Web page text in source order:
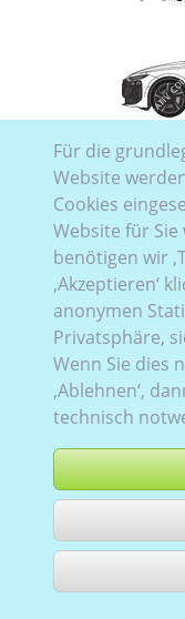
Audi_185:32044,
Audi_184:32004,
Für die
Website
Cookies
Website für
benötigen wir
‚Akzeptieren‘
anonymen
Privatsphäre,
Wenn Sie dies
‚Ablehnen‘,
technisch